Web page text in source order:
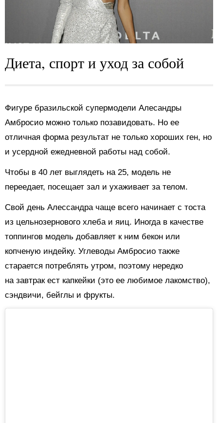
Диета, спорт и уход за собой
Фигуре бразильской супермодели Алесандры
Амбросио можно только позавидовать. Но ее
отличная форма результат не только хороших ген, но
и усердной ежедневной работы над собой.
Чтобы в 40 лет выглядеть на 25, модель не
переедает, посещает зал и ухаживает за телом.
Свой день Алессандра чаще всего начинает с тоста
из цельнозернового хлеба и яиц. Иногда в качестве
топпингов модель добавляет к ним бекон или
копченую индейку. Углеводы Амбросио также
старается потреблять утром, поэтому нередко
на завтрак ест капкейки (это ее любимое лакомство),
сэндвичи, бейглы и фрукты.